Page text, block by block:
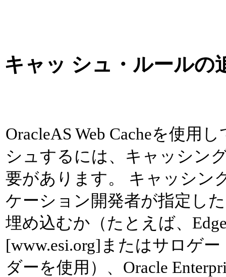
キャッ シュ・ルールの
OracleAS Web Cacheを使用
シュするには、キャッシン
要があります。 キャッシン
ケーション開発者が指定し
埋め込むか（たとえば、
[www.esi.org]またはサロゲ
ダーを使用）、Oracle